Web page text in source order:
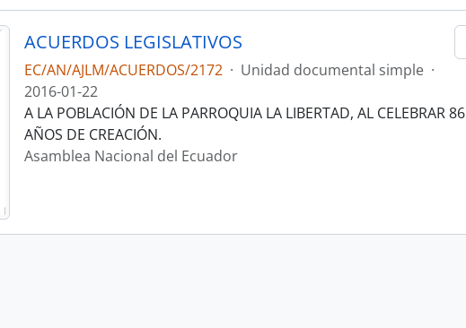
ACUERDOS LEGISLATIVOS
EC/AN/AJLM/ACUERDOS/2172 · Unidad documental simple ·
2016-01-22
A LA POBLACIÓN DE LA PARROQUIA LA LIBERTAD, AL CELEBRAR 86
AÑOS DE CREACIÓN.
Asamblea Nacional del Ecuador